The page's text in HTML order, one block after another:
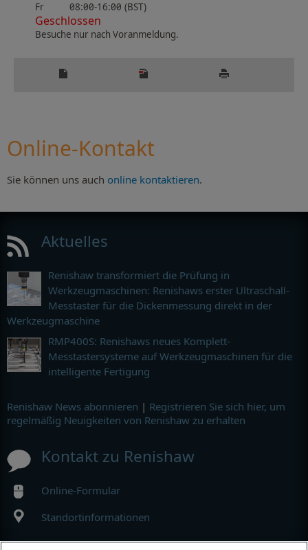
Fr
08:00-16:00 (BST)
Geschlossen
Besuche nur nach Voranmeldung.
Online-Kontakt
Sie können uns auch online kontaktieren.
Aktuelles
Renishaw transformiert die Prüfung in
Werkzeugmaschinen: Renishaws erster Ultraschall-
Messtaster für die Dickenmessung direkt in der
Werkzeugmaschine
RMP400S: Renishaws neues Komplett-
Messtastersysteme auf Werkzeugmaschinen für die
intelligente Fertigung
Renishaw News abonnieren | Registrieren Sie sich hier, um
regelmäßig Neuigkeiten von Renishaw zu erhalten
Kontakt zu Renishaw
Online-Formular
Standortinformationen